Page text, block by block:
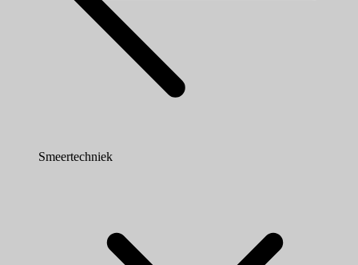
Smeertechniek